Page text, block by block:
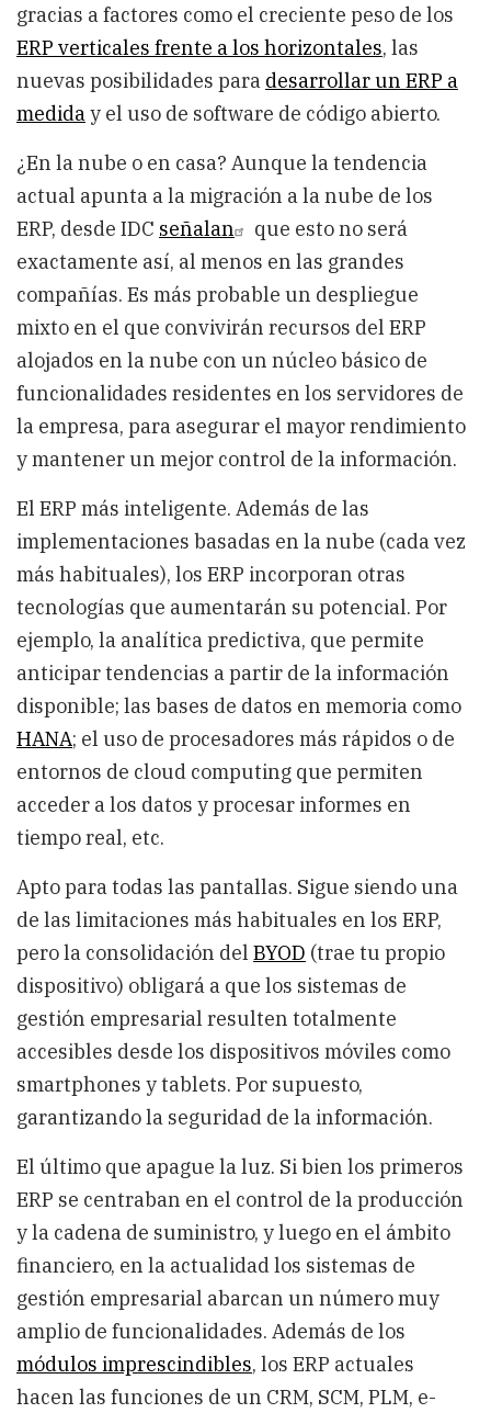
gracias a factores como el creciente peso de los
ERP verticales frente a los horizontales, las
nuevas posibilidades para desarrollar un ERP a
mediday el uso de software de código abierto.
¿En la nube o en casa? Aunque la tendencia
actual apunta a la migración a la nube de los
ERP, desde IDC señalan
que esto no será
exactamente así, al menos en las grandes
compañías. Es más probable un despliegue
mixto en el que convivirán recursos del ERP
alojados en la nube con un núcleo básico de
funcionalidades residentes en los servidores de
la empresa, para asegurar el mayor rendimiento
y mantener un mejor control de la información.
El ERP más inteligente. Además de las
implementaciones basadas en la nube (cada vez
más habituales), los ERP incorporan otras
tecnologías que aumentarán su potencial. Por
ejemplo, la analítica predictiva, que permite
anticipar tendencias a partir de la información
disponible; las bases de datos en memoria como
HANA; el uso de procesadores más rápidos o de
entornos de cloud computing que permiten
acceder a los datos y procesar informes en
tiempo real, etc.
Apto para todas las pantallas. Sigue siendo una
de las limitaciones más habituales en los ERP,
pero la consolidación del BYOD (trae tu propio
dispositivo) obligará a que los sistemas de
gestión empresarial resulten totalmente
accesibles desde los dispositivos móviles como
smartphones y tablets. Por supuesto,
garantizando la seguridad de la información.
El último que apague la luz. Si bien los primeros
ERP se centraban en el control de la producción
y la cadena de suministro, y luego en el ámbito
financiero, en la actualidad los sistemas de
gestión empresarial abarcan un número muy
amplio de funcionalidades. Además de los
módulos imprescindibles, los ERP actuales
hacen las funciones de un CRM, SCM, PLM, e-